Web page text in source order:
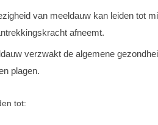
van meeldauw kan leiden tot
afneemt.
verzwakt de algemene
plagen.
tot: